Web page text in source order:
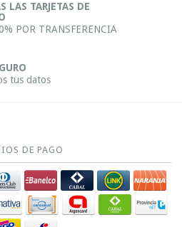
LAS TARJETAS DE
POR TRANSFERENCIA
tus datos
DE PAGO